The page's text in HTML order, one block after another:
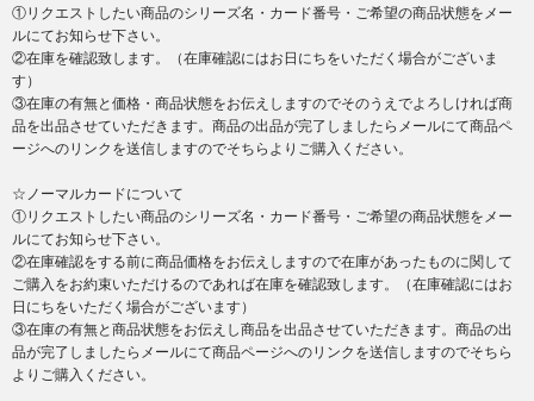
①リクエストしたい商品のシリーズ名・カード番号・ご希望の商品状態をメー
ルにてお知らせ下さい。
②在庫を確認致します。（在庫確認にはお日にちをいただく場合がございま
す）
③在庫の有無と価格・商品状態をお伝えしますのでそのうえでよろしければ商
品を出品させていただきます。商品の出品が完了しましたらメールにて商品ペ
ージへのリンクを送信しますのでそちらよりご購入ください。
☆ノーマルカードについて
①リクエストしたい商品のシリーズ名・カード番号・ご希望の商品状態をメー
ルにてお知らせ下さい。
②在庫確認をする前に商品価格をお伝えしますので在庫があったものに関して
ご購入をお約束いただけるのであれば在庫を確認致します。（在庫確認にはお
日にちをいただく場合がございます）
③在庫の有無と商品状態をお伝えし商品を出品させていただきます。商品の出
品が完了しましたらメールにて商品ページへのリンクを送信しますのでそちら
よりご購入ください。